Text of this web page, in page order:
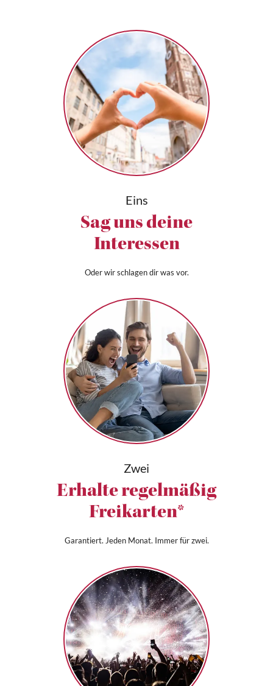
Eins
Sag uns deine
Interessen
Oder wir schlagen dir was vor.
Zwei
Erhalte regelmäßig
Freikarten*
Garantiert. Jeden Monat. Immer für zwei.